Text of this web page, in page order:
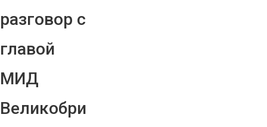
разговор с
главой
МИД
Великобри